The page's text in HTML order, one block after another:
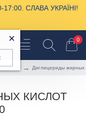
17:00. СЛАВА УКРАЇНІ!
0
Диглицериды жирных
КИСЛОТ
×